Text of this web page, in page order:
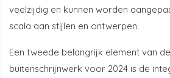
veelzijdig en kunnen worden
scala aan stijlen en ontwerpen.
Een tweede belangrijk element van
buitenschrijnwerk voor 2024 is de